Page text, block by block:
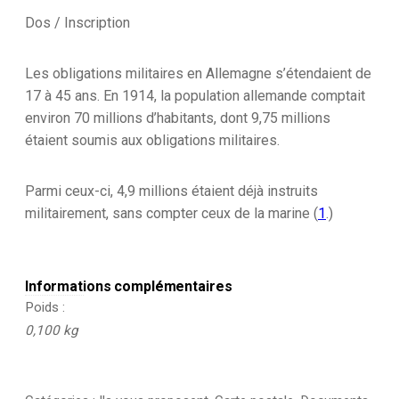
/
1908
Service
Militaire
-
Heimat
-
1909
Dos / Inscription
Les obligations militaires en Allemagne s’étendaient de
17 à 45 ans. En 1914, la population allemande comptait
environ 70 millions d’habitants, dont 9,75 millions
étaient soumis aux obligations militaires.
Parmi ceux-ci, 4,9 millions étaient déjà instruits
militairement, sans compter ceux de la marine (1 .)
Informations complémentaires
Poids
0,100 kg